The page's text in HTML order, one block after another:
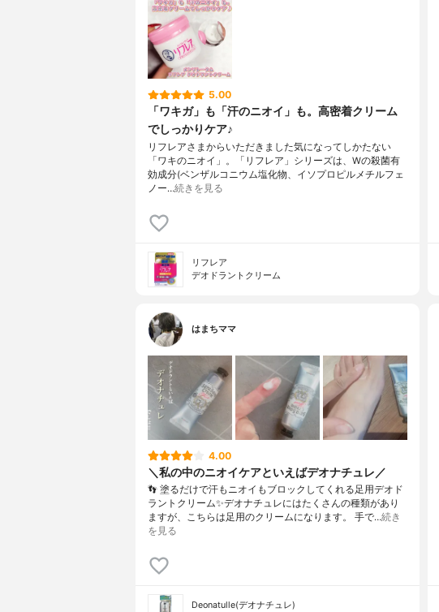
5.00
「ワキガ」も「汗のニオイ」も。高密着クリーム
でしっかりケア♪
リフレアさまからいただきました気になってしかたない
「ワキのニオイ」。「リフレア」シリーズは、Wの殺菌有
効成分(ベンザルコニウム塩化物、イソプロピルメチルフェ
ノー…続きを見る
リフレア
デオドラントクリーム
はまちママ
4.00
＼私の中のニオイケアといえばデオナチュレ／
👣 塗るだけで汗もニオイもブロックしてくれる足用デオド
ラントクリーム✨デオナチュレにはたくさんの種類があり
ますが、こちらは足用のクリームになります。 手で…続き
を見る
Deonatulle(デオナチュレ)